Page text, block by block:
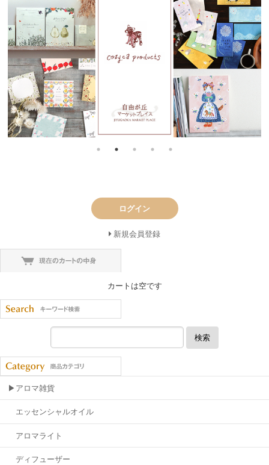
ログイン
新規会員登録
カートは空です
検索
▶アロマ雑貨
エッセンシャルオイル
アロマライト
ディフューザー